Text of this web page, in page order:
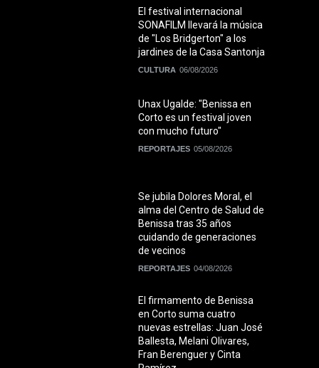
El festival internacional
SONAFILM llevará la música
de "Los Bridgerton" a los
jardines de la Casa Santonja
CULTURA 06/08/2026
Unax Ugalde: "Benissa en
Corto es un festival joven
con mucho futuro"
REPORTAJES 05/08/2026
Se jubila Dolores Moral, el
alma del Centro de Salud de
Benissa tras 35 años
cuidando de generaciones
de vecinos
REPORTAJES 04/08/2026
El firmamento de Benissa
en Corto suma cuatro
nuevas estrellas: Juan José
Ballesta, Melani Olivares,
Fran Berenguer y Cinta